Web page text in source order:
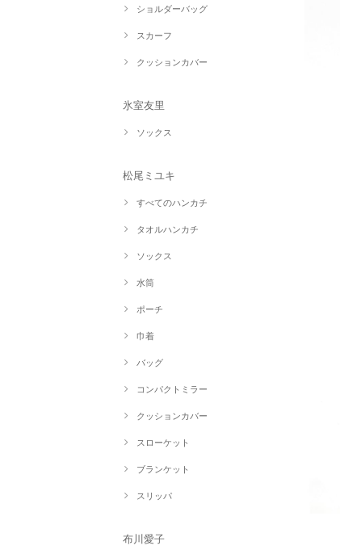
ショルダーバッグ
スカーフ
クッションカバー
氷室友里
ソックス
松尾ミユキ
すべてのハンカチ
タオルハンカチ
ソックス
水筒
ポーチ
巾着
バッグ
コンパクトミラー
クッションカバー
スローケット
ブランケット
スリッパ
布川愛子